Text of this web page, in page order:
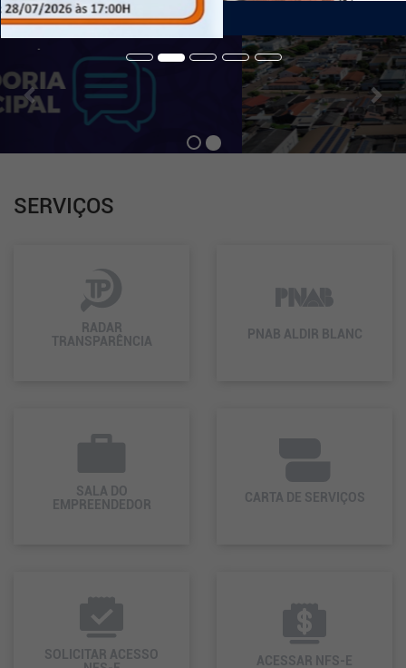
de
Navegação
.
Previous
SERVIÇOS
RADAR
TRANSPARÊNCIA
PNAB ALDIR BLANC
SALA DO
EMPREENDEDOR
CARTA DE SERVIÇOS
SOLICITAR ACESSO
ACESSAR NFS-E